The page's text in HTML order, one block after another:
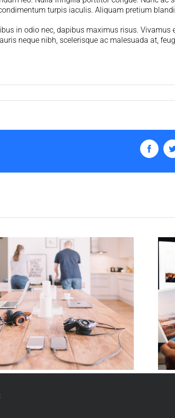
turpis iaculis. Aliquam pretium
in odio nec, dapibus maximus risus. Vivamus
neque nibh, scelerisque ac malesuada at,